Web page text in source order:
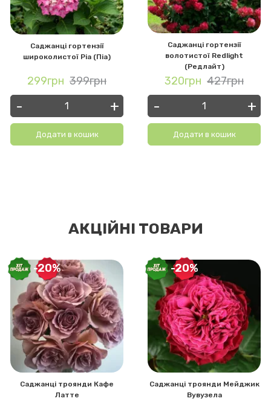
Саджанці гортензії
широколистої Pia (Піа)
299грн 399грн
- +
Додати в кошик
Саджанці гортензії
волотистої Redlight
(Редлайт)
320грн 427грн
- +
Додати в кошик
АКЦІЙНІ ТОВАРИ
-20%
Саджанці троянди Кафе
Латте
-20%
Саджанці троянди Мейджик
Вувузела